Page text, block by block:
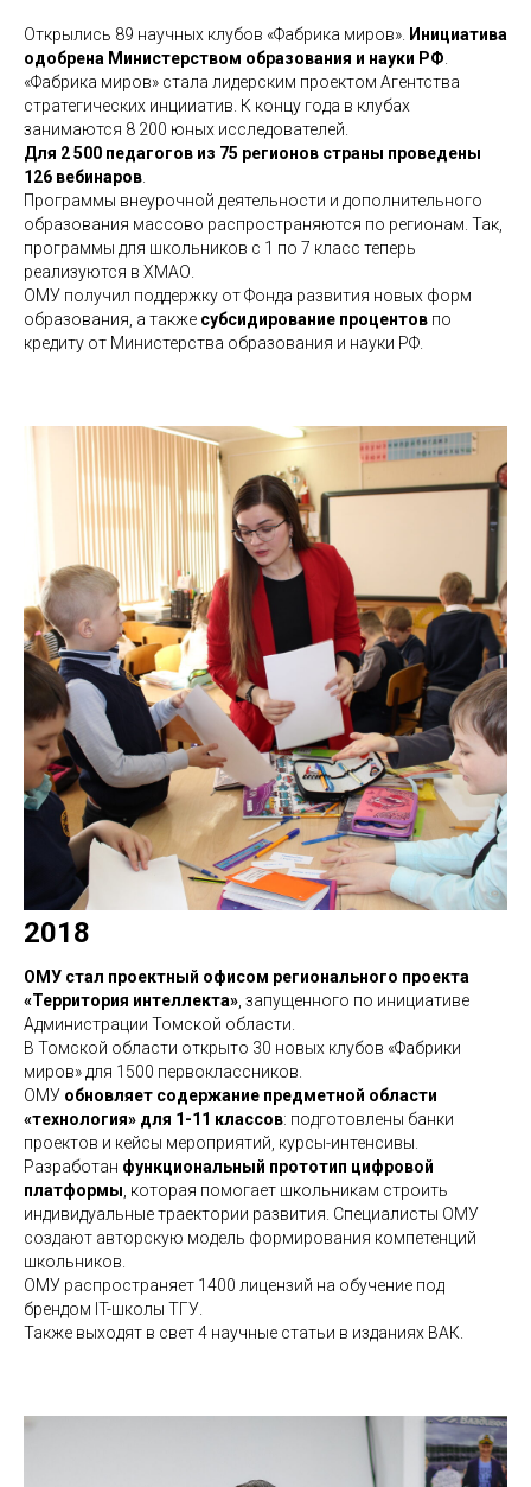
Открылись 89 научных клубов «Фабрика миров». Инициатива
одобрена Министерством образования и науки РФ
«Фабрика миров» стала лидерским проектом Агентства
стратегических инцииатив. К концу года в клубах
занимаются 8 200 юных исследователей.
Для 2 500 педагогов из 75 регионов страны проведены
126 вебинаров
Программы внеурочной деятельности и дополнительного
образования массово распространяются по регионам. Так,
программы для школьников с 1 по 7 класс теперь
реализуются в ХМАО.
ОМУ получил поддержку от Фонда развития новых форм
образования, а также субсидирование процентов по
кредиту от Министерства образования и науки РФ.
2018
ОМУ стал проектный офисом регионального проекта
«Территория интеллекта» , запущенного по инициативе
Администрации Томской области.
В Томской области открыто 30 новых клубов «Фабрики
миров» для 1500 первоклассников.
ОМУ обновляет содержание предметной области
«технология» для 1-11 классов: подготовлены банки
проектов и кейсы мероприятий, курсы-интенсивы.
Разработан функциональный прототип цифровой
платформы , которая помогает школьникам строить
индивидуальные траектории развития. Специалисты ОМУ
создают авторскую модель формирования компетенций
школьников.
ОМУ распространяет 1400 лицензий на обучение под
брендом IT-школы ТГУ.
Также выходят в свет 4 научные статьи в изданиях ВАК.